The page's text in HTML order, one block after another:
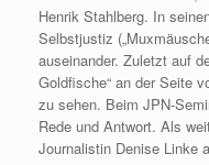
Henrik Stahlberg. In
Selbstjustiz
auseinander. Zuletzt auf
Goldfische“ an der Seite
zu sehen. Beim JPN-
Rede und Antwort. Als
Journalistin Denise Linke